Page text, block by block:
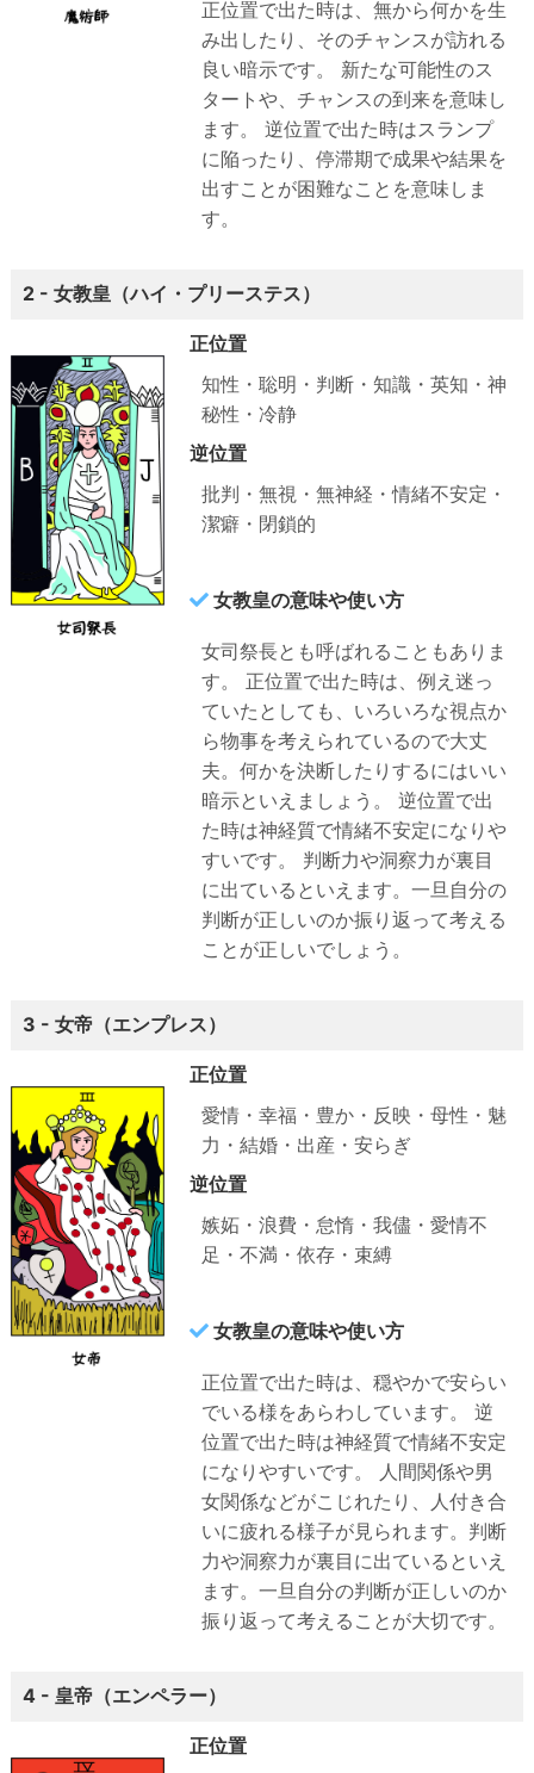
正位置で出た時は、無から何かを生
み出したり、そのチャンスが訪れる
良い暗示です。
新たな可能性のス
タートや、チャンスの到来を意味し
ます。
逆位置で出た時はスランプ
に陥ったり、停滞期で成果や結果を
出すことが困難なことを意味しま
す。
2 - 女教皇（ハイ・プリーステス）
正位置
知性・聡明・判断・知識・英知・神
秘性・冷静
逆位置
批判・無視・無神経・情緒不安定・
潔癖・閉鎖的
女教皇の意味や使い方
女司祭長とも呼ばれることもありま
す。 正位置で出た時は、例え迷っ
ていたとしても、いろいろな視点か
ら物事を考えられているので大丈
夫。何かを決断したりするにはいい
暗示といえましょう。
逆位置で出
た時は神経質で情緒不安定になりや
すいです。
判断力や洞察力が裏目
に出ているといえます。一旦自分の
判断が正しいのか振り返って考える
ことが正しいでしょう。
3 - 女帝（エンプレス）
正位置
愛情・幸福・豊か・反映・母性・魅
力・結婚・出産・安らぎ
逆位置
嫉妬・浪費・怠惰・我儘・愛情不
足・不満・依存・束縛
女教皇の意味や使い方
正位置で出た時は、穏やかで安らい
でいる様をあらわしています。
逆
位置で出た時は神経質で情緒不安定
になりやすいです。
人間関係や男
女関係などがこじれたり、人付き合
いに疲れる様子が見られます。判断
力や洞察力が裏目に出ているといえ
ます。一旦自分の判断が正しいのか
振り返って考えることが大切です。
4 - 皇帝（エンペラー）
正位置